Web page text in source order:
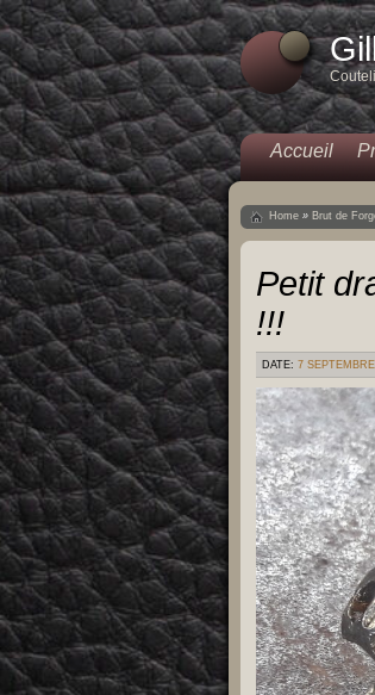
Accueil
Home » Brut de
Petit
!!!
DATE: 7